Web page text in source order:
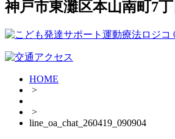
神戸市東灘区本山南町7
HOME
>
>
line_oa_chat_260419_090904